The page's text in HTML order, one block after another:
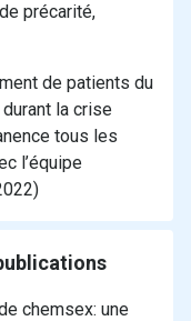
précarité,
de patients du
la crise
tous les
l’équipe
chemsex: une